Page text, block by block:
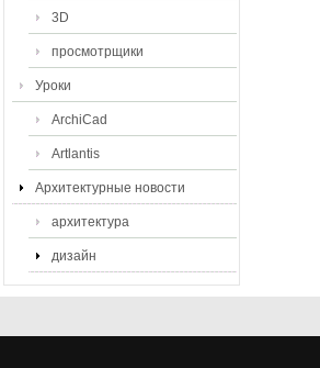
3D
просмотрщики
Уроки
ArchiCad
Artlantis
Архитектурные новости
архитектура
дизайн